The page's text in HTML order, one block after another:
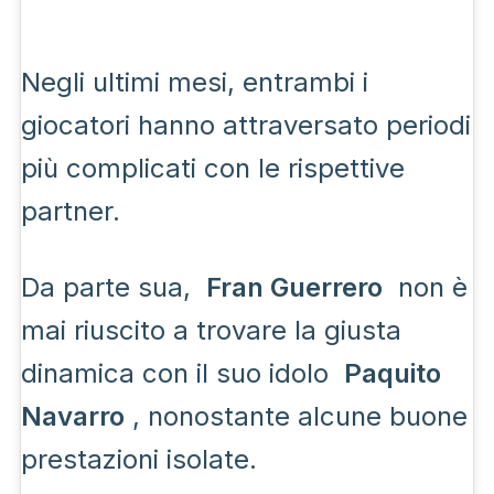
Negli ultimi mesi, entrambi i
giocatori hanno attraversato periodi
più complicati con le rispettive
partner.
Da parte sua, Fran Guerrero non è
mai riuscito a trovare la giusta
dinamica con il suo idolo Paquito
Navarro , nonostante alcune buone
prestazioni isolate.